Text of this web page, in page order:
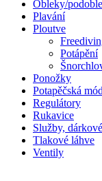
Obleky/
Plavání
Ploutve
Potápění
Ponožky
Potapěčská
Regulátory
Rukavice
Služby,
Tlakové láhve
Ventily